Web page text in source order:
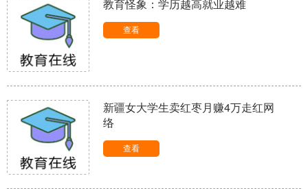
教育怪象：学历越高就业越难
查看
新疆女大学生卖红枣月赚4万走红网
络
查看